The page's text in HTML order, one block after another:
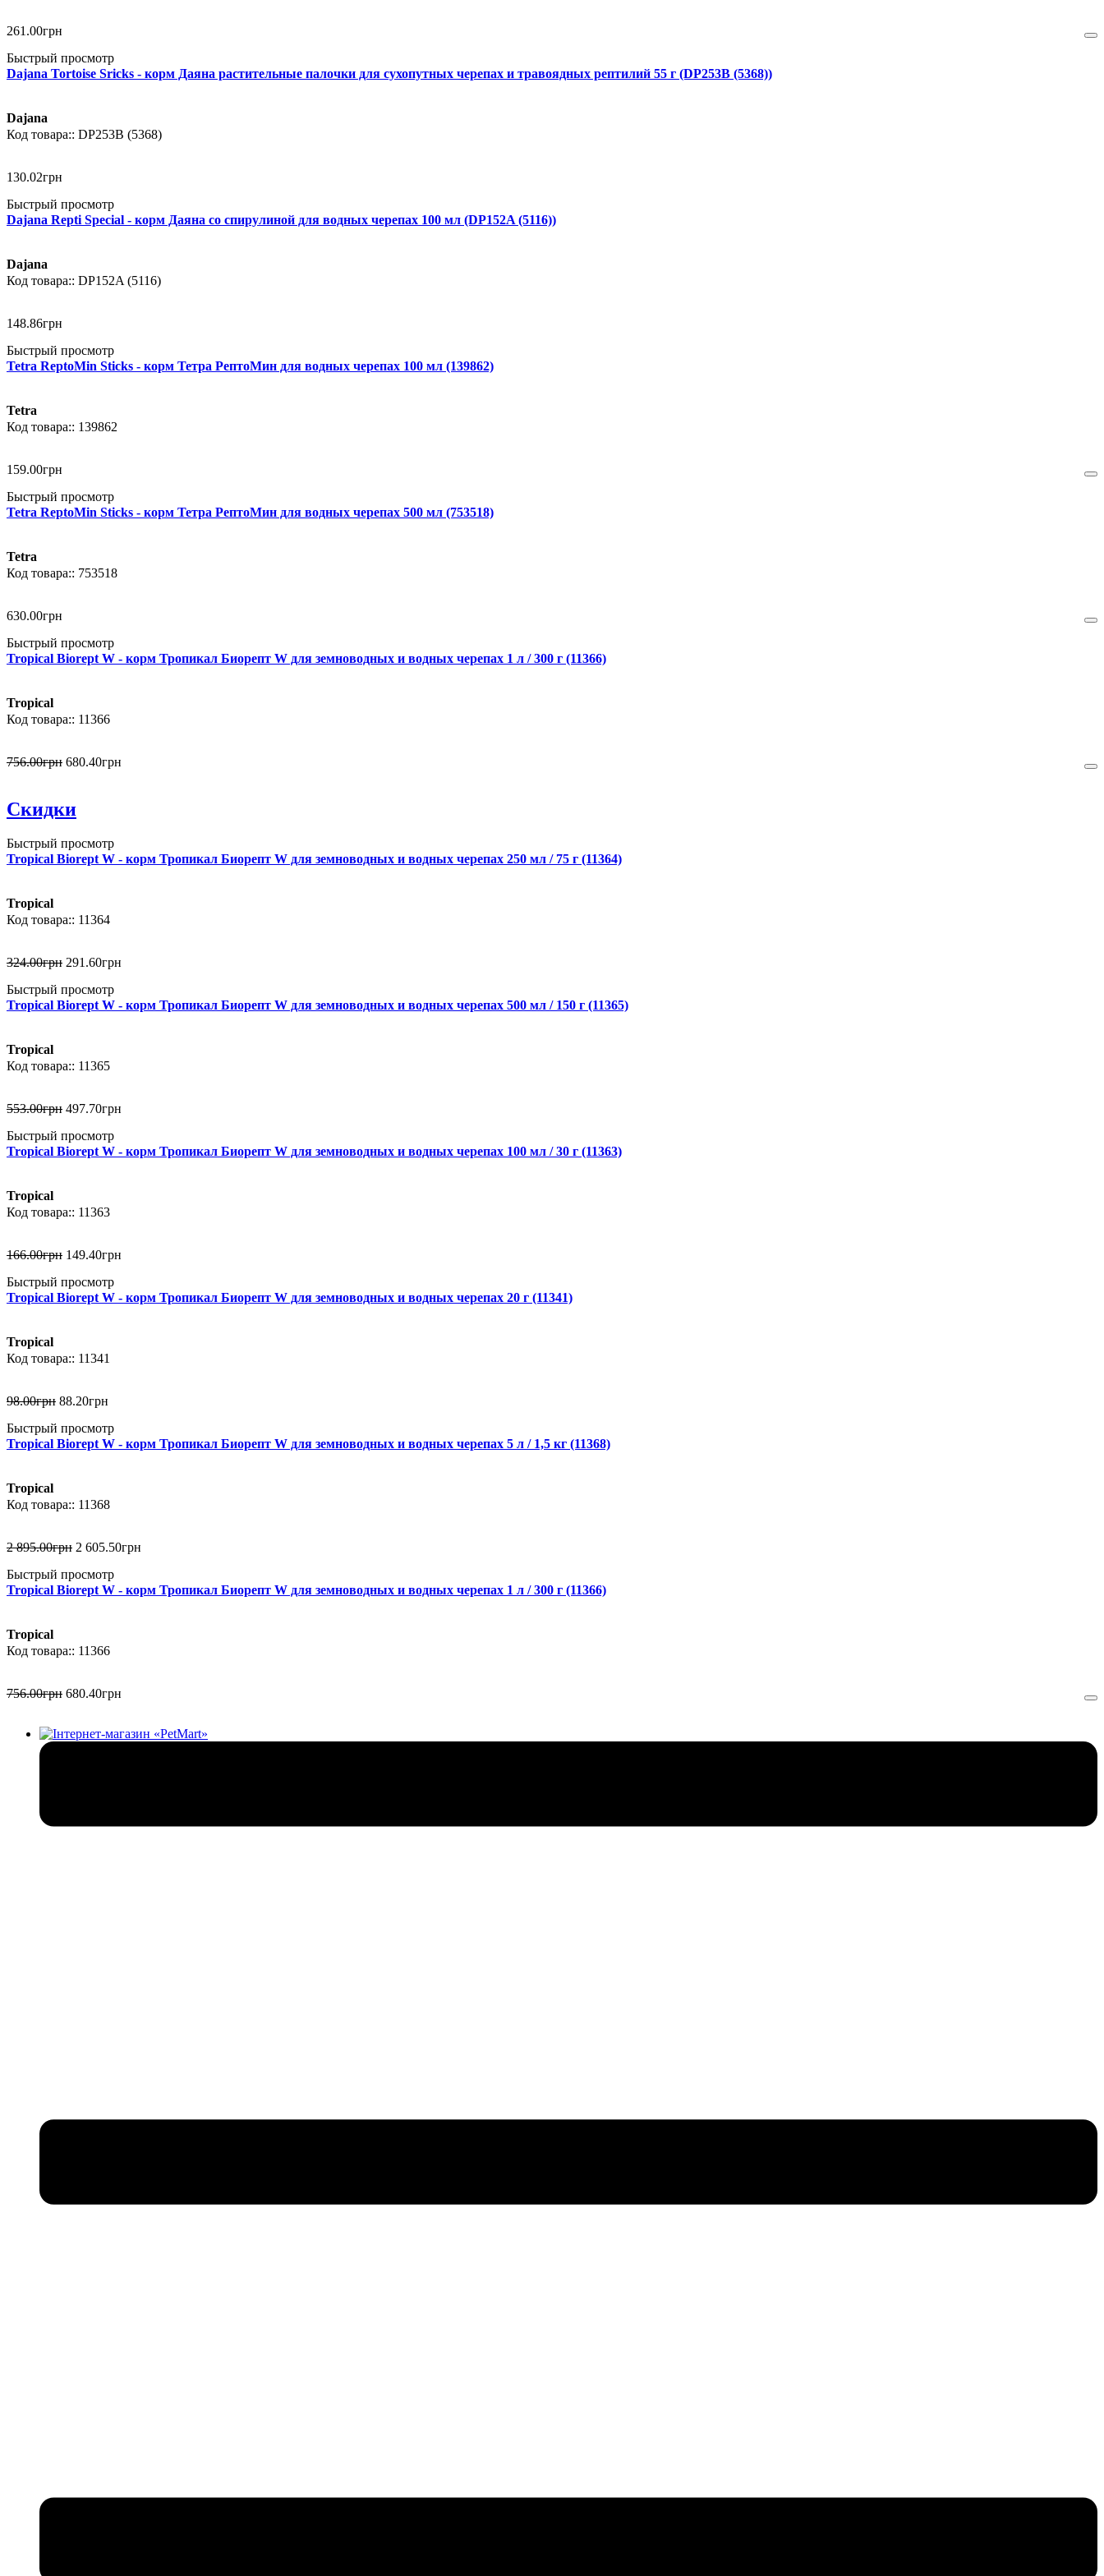
261 .00грн
Быстрый просмотр
Dajana Tortoise Sricks - корм Даяна растительные палочки для сухопутных черепах и травоядных рептилий 55 г (DP253B (5368))
Dajana
DP253B (5368)
130.02грн
Быстрый просмотр
Dajana Repti Special - корм Даяна со спирулиной для водных черепах 100 мл (DP152A (5116))
Dajana
DP152A (5116)
148.86грн
Быстрый просмотр
Tetra ReptoMin Sticks - корм Тетра РептоМин для водных черепах 100 мл (139862)
Tetra
139862
159.00грн
Быстрый просмотр
Tetra ReptoMin Sticks - корм Тетра РептоМин для водных черепах 500 мл (753518)
Tetra
753518
630.00грн
Быстрый просмотр
Tropical Biorept W - корм Тропикал Биорепт W для земноводных и водных черепах 1 л / 300 г (11366)
Tropical
11366
756.00грн 680.40грн
Скидки
Быстрый просмотр
Tropical Biorept W - корм Тропикал Биорепт W для земноводных и водных черепах 250 мл / 75 г (11364)
Tropical
11364
324.00грн 291.60грн
Быстрый просмотр
Tropical Biorept W - корм Тропикал Биорепт W для земноводных и водных черепах 500 мл / 150 г (11365)
Tropical
11365
553.00грн 497.70грн
Быстрый просмотр
Tropical Biorept W - корм Тропикал Биорепт W для земноводных и водных черепах 100 мл / 30 г (11363)
Tropical
11363
166.00грн 149.40грн
Быстрый просмотр
Tropical Biorept W - корм Тропикал Биорепт W для земноводных и водных черепах 20 г (11341)
Tropical
11341
98.00грн 88.20грн
Быстрый просмотр
Tropical Biorept W - корм Тропикал Биорепт W для земноводных и водных черепах 5 л / 1,5 кг (11368)
Tropical
11368
2 895.00грн 2 605.50грн
Быстрый просмотр
Tropical Biorept W - корм Тропикал Биорепт W для земноводных и водных черепах 1 л / 300 г (11366)
Tropical
11366
756.00грн 680.40грн